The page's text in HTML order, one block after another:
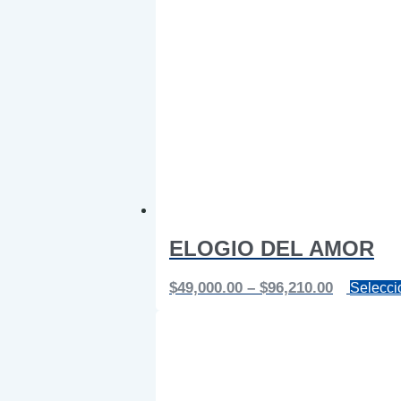
ELOGIO DEL AMOR
$49,000.00 – $96,210.00Price